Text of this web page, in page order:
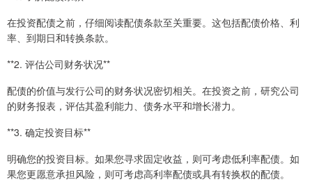
在投资配债之前，仔细阅读配债条款至关重要。这包括配债价格、利
率、到期日和转换条款。
**2. 评估公司财务状况**
配债的价值与发行公司的财务状况密切相关。在投资之前，研究公司
的财务报表，评估其盈利能力、债务水平和增长潜力。
**3. 确定投资目标**
明确您的投资目标。如果您寻求固定收益，则可考虑低利率配债。如
果您更愿意承担风险，则可考虑高利率配债或具有转换权的配债。